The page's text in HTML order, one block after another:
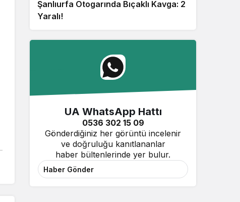
Şanlıurfa Otogarında Bıçaklı Kavga: 2
Yaralı!
UA WhatsApp Hattı
0536 302 15 09
Gönderdiğiniz her görüntü incelenir
ve doğruluğu kanıtlananlar
haber bültenlerinde yer bulur.
Haber Gönder